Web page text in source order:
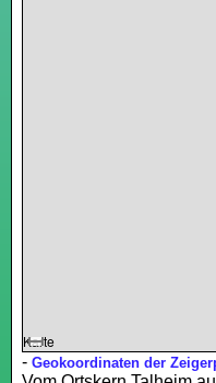
Karte
-Geokoordinaten der